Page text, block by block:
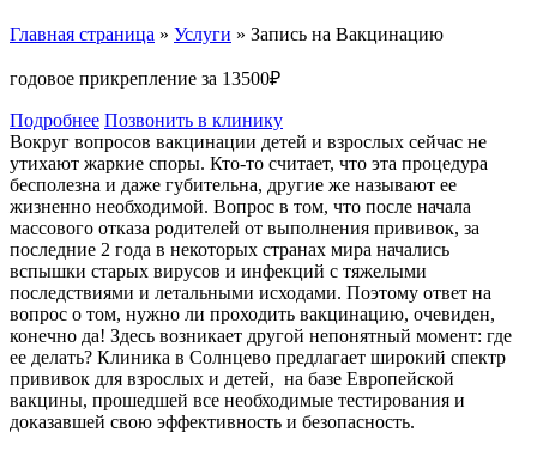
Главная страница » Услуги » Запись на Вакцинацию
годовое прикрепление за 13500₽
Подробнее Позвонить в клинику
Вокруг вопросов вакцинации детей и взрослых сейчас не
утихают жаркие споры. Кто-то считает, что эта процедура
бесполезна и даже губительна, другие же называют ее
жизненно необходимой. Вопрос в том, что после начала
массового отказа родителей от выполнения прививок, за
последние 2 года в некоторых странах мира начались
вспышки старых вирусов и инфекций с тяжелыми
последствиями и летальными исходами. Поэтому ответ на
вопрос о том, нужно ли проходить вакцинацию, очевиден,
конечно да! Здесь возникает другой непонятный момент: где
ее делать? Клиника в Солнцево предлагает широкий спектр
прививок для взрослых и детей, на базе Европейской
вакцины, прошедшей все необходимые тестирования и
доказавшей свою эффективность и безопасность.